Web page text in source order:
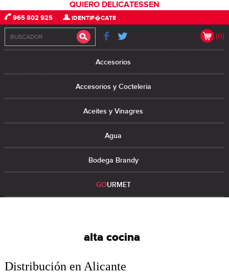
965 802 925 IDENTIF�CATE
(0)
Accesorios
Accesorios y Cocteleria
Aceites y Vinagres
Agua
Bodega Brandy
GOURMET
QUIERO DELICATESSEN
alta cocina
Distribución en Alicante